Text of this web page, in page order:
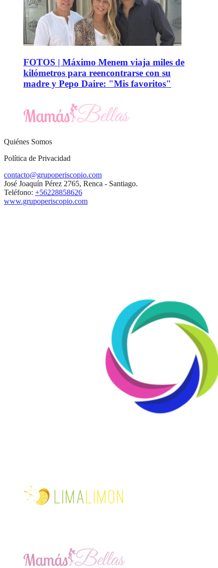
FOTOS | Máximo Menem viaja miles de
kilómetros para reencontrarse con su
madre y Pepo Daire: "Mis favoritos"
Quiénes Somos
Política de Privacidad
contacto@grupoperiscopio.com
José Joaquín Pérez 2765, Renca - Santiago.
Teléfono: +56228858626
www.grupoperiscopio.com